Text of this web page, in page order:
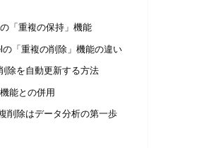
「重複の保持」機能
の「重複の削除」機能の違い
除を自動更新する方法
能との併用
削除はデータ分析の第一歩